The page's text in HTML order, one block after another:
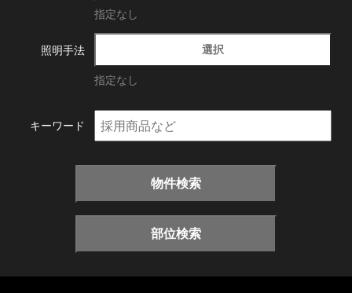
指定なし
照明手法 選択
指定なし
キーワード
物件検索
部位検索